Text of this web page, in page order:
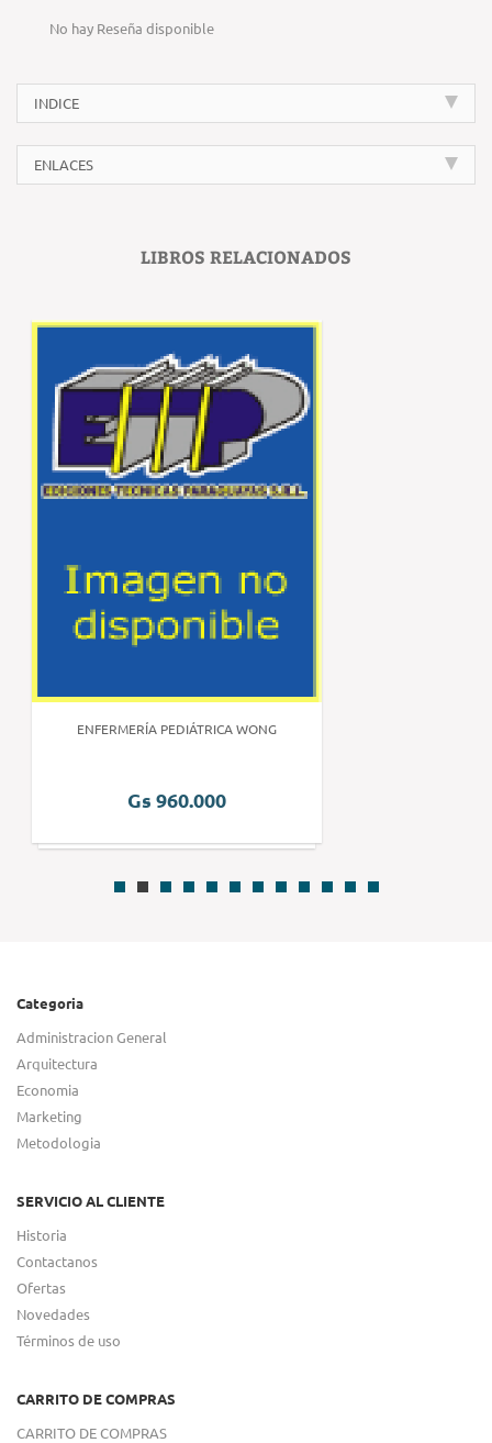
No hay Reseña disponible
INDICE
ENLACES
LIBROS RELACIONADOS
ENFERMERÍA PEDIÁTRICA WONG
Gs 960.000
Categoria
Administracion General
Arquitectura
Economia
Marketing
Metodologia
SERVICIO AL CLIENTE
Historia
Contactanos
Ofertas
Novedades
Términos de uso
CARRITO DE COMPRAS
CARRITO DE COMPRAS